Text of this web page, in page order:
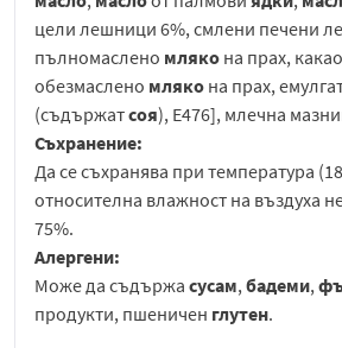
цели лешници 6%, смлени печени
пълномаслено мляко на прах,
обезмаслено мляко на прах,
(съдържатсоя), Е476], млечна
Съхранение:
Да се съхранява при температура
относителна влажност на въздуха
75%.
Алергени:
Може да съдържа сусам,бадеми,
продукти, пшеничен глутен.